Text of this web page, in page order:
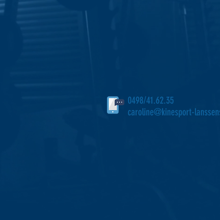
0498/41.62.35
caroline@kinesport-